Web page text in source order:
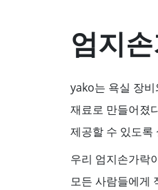
엄지
yako는 욕실 장
재료로 만들어졌
제공할 수 있도록
우리 엄지손가락
모든 사람들에게